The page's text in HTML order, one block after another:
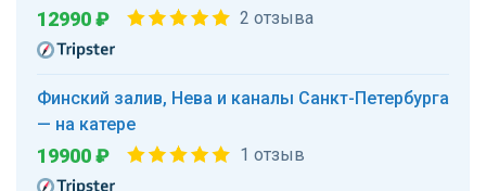
12990 ₽ 2 отзыва
Финский залив, Нева и каналы Санкт-Петербурга
— на катере
19900 ₽ 1 отзыв